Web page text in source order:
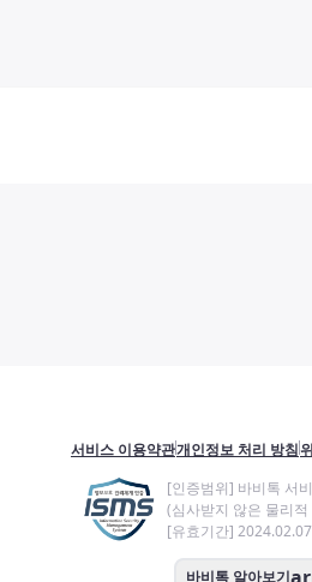
서비스 이용약관개인정보 처리 방침
[인증범위] 바비톡 서
(심사받지 않은 물리
[유효기간]
바비톡 알아보기